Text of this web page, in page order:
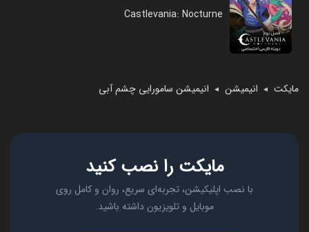
Castlevania: Nocturne
مایکت ◄ انیمیشن ◄ انیمیشن سامورایی چشم آبی
مایکت را نصب کنید
با نصب اپلیکیشن، تجربه‌ای سریع، روان و کامل روی
موبایل و تلویزیون داشته باشید.